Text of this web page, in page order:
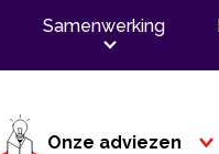
Samenwerking
Onze adviezen